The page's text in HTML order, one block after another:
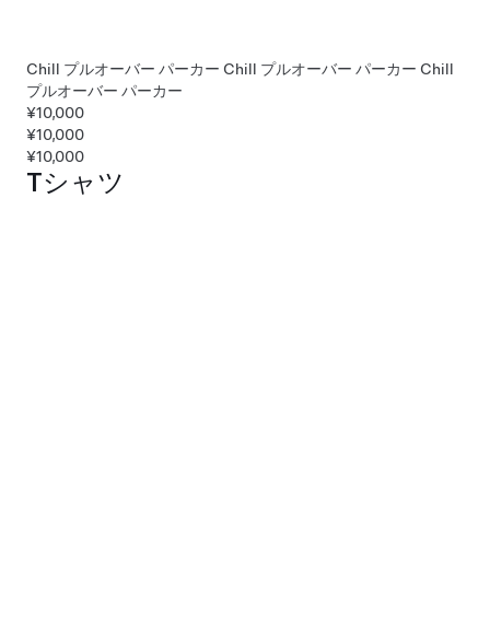
Chill プルオーバー パーカー Chill プルオーバー パーカー Chill
プルオーバー パーカー
¥10,000
¥10,000
¥10,000
Tシャツ